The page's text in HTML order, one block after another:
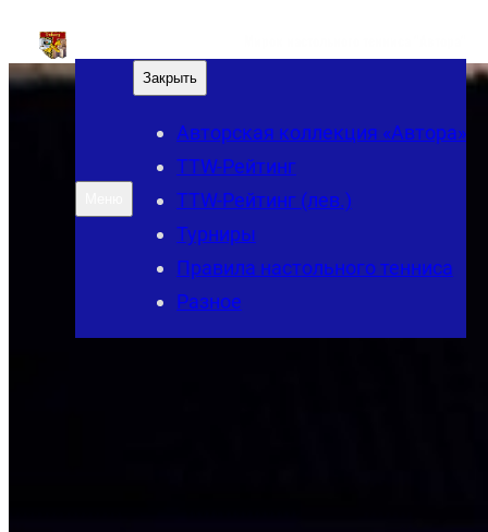
к
содержимому
Закрыть
Авторская коллекция «Автора»
TTW-Рейтинг
TTW-Рейтинг (лев.)
Турниры
Правила настольного тенниса
Разное